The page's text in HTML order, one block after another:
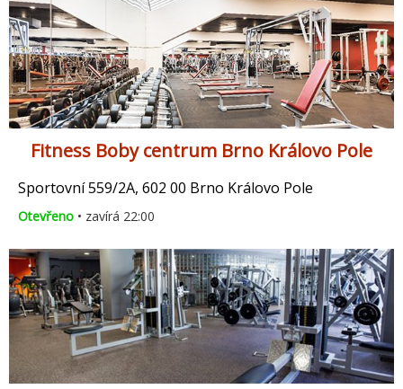
Fitness Boby centrum Brno Královo Pole
Sportovní 559/2A, 602 00 Brno Královo Pole
Otevřeno • zavírá 22:00